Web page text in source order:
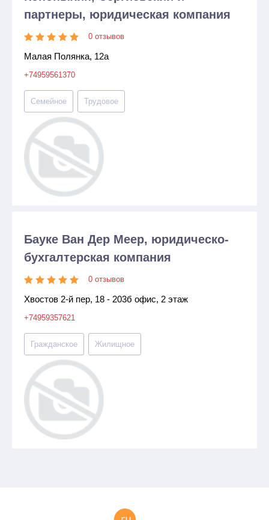
партнеры, юридическая компания
0 отзывов
Малая Полянка, 12а
+74959561370
Семейное Трудовое
Бауке Ван Дер Меер, юридическо-
бухгалтерская компания
0 отзывов
Хвостов 2-й пер, 18 - 203б офис, 2 этаж
+74959357621
Гражданское Жилищное